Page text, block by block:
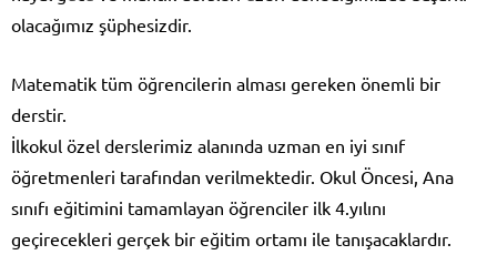
olacağımız şüphesizdir.
Matematik tüm öğrencilerin alması gereken önemli bir
derstir.
İlkokul özel derslerimiz alanında uzman en iyi sınıf
öğretmenleri tarafından verilmektedir. Okul Öncesi, Ana
sınıfı eğitimini tamamlayan öğrenciler ilk 4.yılını
geçirecekleri gerçek bir eğitim ortamı ile tanışacaklardır.